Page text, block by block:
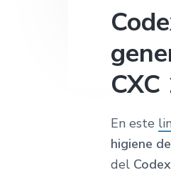
En este
higiene
del